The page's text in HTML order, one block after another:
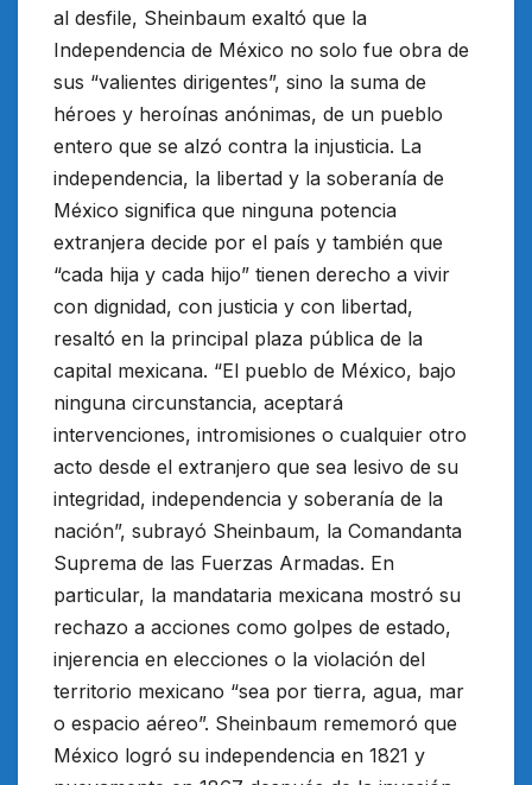
al desfile, Sheinbaum exaltó que la
Independencia de México no solo fue obra de
sus “valientes dirigentes”, sino la suma de
héroes y heroínas anónimas, de un pueblo
entero que se alzó contra la injusticia. La
independencia, la libertad y la soberanía de
México significa que ninguna potencia
extranjera decide por el país y también que
“cada hija y cada hijo” tienen derecho a vivir
con dignidad, con justicia y con libertad,
resaltó en la principal plaza pública de la
capital mexicana. “El pueblo de México, bajo
ninguna circunstancia, aceptará
intervenciones, intromisiones o cualquier otro
acto desde el extranjero que sea lesivo de su
integridad, independencia y soberanía de la
nación”, subrayó Sheinbaum, la Comandanta
Suprema de las Fuerzas Armadas. En
particular, la mandataria mexicana mostró su
rechazo a acciones como golpes de estado,
injerencia en elecciones o la violación del
territorio mexicano “sea por tierra, agua, mar
o espacio aéreo”. Sheinbaum rememoró que
México logró su independencia en 1821 y